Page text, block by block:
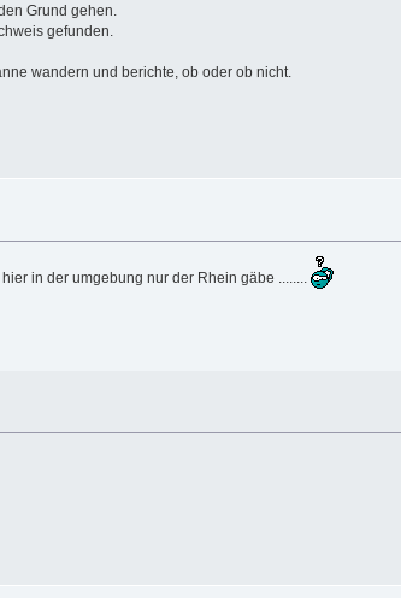
Grund gehen.
gefunden.
wandern und berichte, ob oder ob nicht.
in der umgebung nur der Rhein gäbe ........